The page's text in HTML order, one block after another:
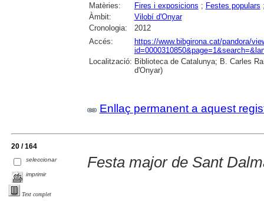
Matèries: Fires i exposicions ; Festes populars
Àmbit:
Vilobí d'Onyar
Cronologia:
2012
Accés:
https://www.bibgirona.cat/pandora/
Localització: Biblioteca de Catalunya; B. Carles
d'Onyar)
Enllaç permanent a aquest
20 / 164
seleccionar
imprimir
Text complet
Festa major de Sant